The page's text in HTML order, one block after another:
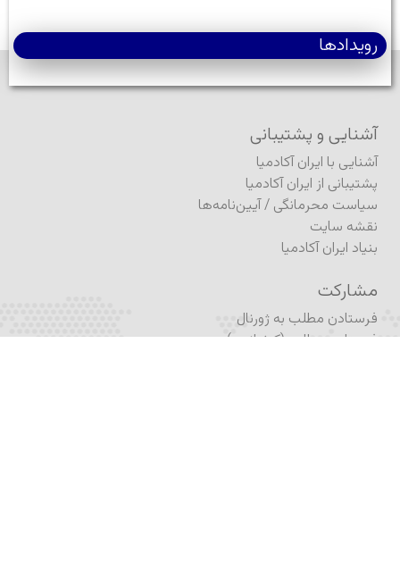
رویدادها
آشنایی و پشتیبانی
آشنایی با ایران آکادمیا
پشتیبانی از ایران آکادمیا
سیاست محرمانگی /آیین‌نامه‌ها
نقشه سایت
بنیاد ایران آکادمیا
مشارکت
فرستادن مطلب به ژورنال
فرستادن مطلب (کنفرانس)